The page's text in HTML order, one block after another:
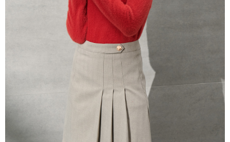
購買商品的店家。未經商家同意取消之訂單仍視為有效，需透過AFTEE先享
後付繳納相關費用。
※ 交易是否成功請以「AFTEE先享後付 」之結帳頁面顯示為準，若有關於
是否繳費成功／繳費後需取消欲退款等相關疑問，請聯繫「AFTEE先享後付
https://netprotections.freshdesk.com/support/home
１．透過由恩沛科技股份有限公司提供之「AFTEE先享後付」服務完成之交
易，需依本服務之必要範圍內提供個人資料，並將交易相關給付款項請求債
權轉讓予恩沛科技股份有限公司。
２．關於個人資料處理事宜，請瀏覽以下網址：
３．未成年的使用者請事先徵得法定代理人或監護人之同意方可使用
「AFTEE先享後付」，若未經同意申辦者引起之損失，本公司不負相關責